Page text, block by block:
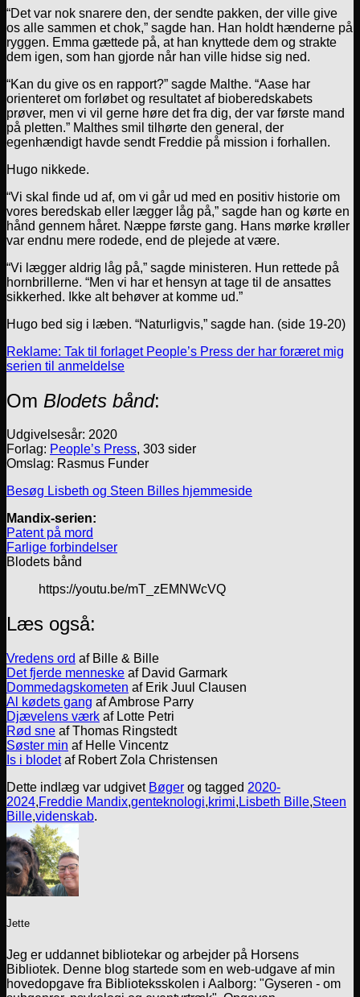
“Det var nok snarere den, der sendte pakken, der ville give
os alle sammen et chok,” sagde han. Han holdt hænderne på
ryggen. Emma gættede på, at han knyttede dem og strakte
dem igen, som han gjorde når han ville hidse sig ned.
“Kan du give os en rapport?” sagde Malthe. “Aase har
orienteret om forløbet og resultatet af bioberedskabets
prøver, men vi vil gerne høre det fra dig, der var første mand
på pletten.” Malthes smil tilhørte den general, der
egenhændigt havde sendt Freddie på mission i forhallen.
Hugo nikkede.
“Vi skal finde ud af, om vi går ud med en positiv historie om
vores beredskab eller lægger låg på,” sagde han og kørte en
hånd gennem håret. Næppe første gang. Hans mørke krøller
var endnu mere rodede, end de plejede at være.
“Vi lægger aldrig låg på,” sagde ministeren. Hun rettede på
hornbrillerne. “Men vi har et hensyn at tage til de ansattes
sikkerhed. Ikke alt behøver at komme ud.”
Hugo bed sig i læben. “Naturligvis,” sagde han. (side 19-20)
Reklame: Tak til forlaget People’s Press der har foræret mig
serien til anmeldelse
Om Blodets bånd:
Udgivelsesår: 2020
Forlag: People’s Press, 303 sider
Omslag: Rasmus Funder
Besøg Lisbeth og Steen Billes hjemmeside
Mandix-serien:
Patent på mord
Farlige forbindelser
Blodets bånd
https://youtu.be/mT_zEMNWcVQ
Læs også:
Vredens ord af Bille & Bille
Det fjerde menneske af David Garmark
Dommedagskometen af Erik Juul Clausen
Al kødets gang af Ambrose Parry
Djævelens værk af Lotte Petri
Rød sne af Thomas Ringstedt
Søster min af Helle Vincentz
Is i blodetaf Robert Zola Christensen
Dette indlæg var udgivet Bøger og tagged 2020-
2024,Freddie Mandix,genteknologi,krimi, Lisbeth Bille,Steen
Bille,videnskab.
Jette
Jeg er uddannet bibliotekar og arbejder på Horsens
Bibliotek. Denne blog startede som en web-udgave af min
hovedopgave fra Biblioteksskolen i Aalborg: "Gyseren - om